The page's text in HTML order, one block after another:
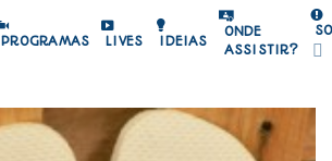
PROGRAMAS LIVES IDEIAS
ONDE
ASSISTIR?